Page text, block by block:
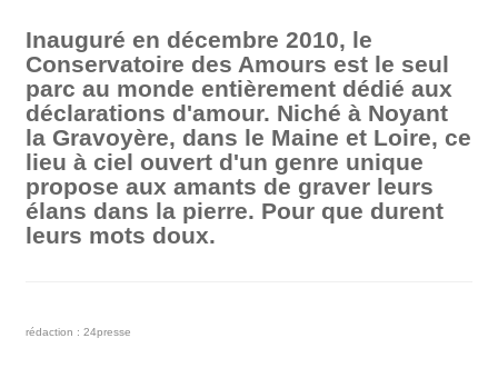
Inauguré en décembre 2010, le
Conservatoire des Amours est le seul
parc au monde entièrement dédié aux
déclarations d'amour. Niché à Noyant
la Gravoyère, dans le Maine et Loire, ce
lieu à ciel ouvert d'un genre unique
propose aux amants de graver leurs
élans dans la pierre. Pour que durent
leurs mots doux.
rédaction : 24presse